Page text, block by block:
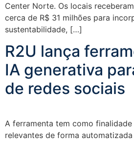
Center Norte. Os locais
cerca de R$ 31 milhões para
sustentabilidade, […]
R2U lança
IA generativa
de redes sociais
A ferramenta tem como
relevantes de forma